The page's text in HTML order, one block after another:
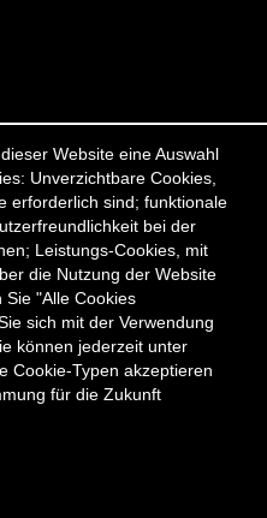
Website eine Auswahl
Unverzichtbare Cookies,
erforderlich sind; funktionale
bei der
Leistungs-Cookies, mit
die Nutzung der Website
"Alle Cookies
sich mit der Verwendung
können jederzeit unter
Cookie-Typen akzeptieren
für die Zukunft
Veranstaltungen